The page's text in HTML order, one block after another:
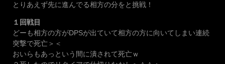
とりあえず先に進んでる相方の分をと挑戦！
１回戦目
どーも相方の方がDPSが出ていて相方の方に向いてしまい連続
突撃で死亡＞＜
おいらもあっという間に潰されて死亡ｗ